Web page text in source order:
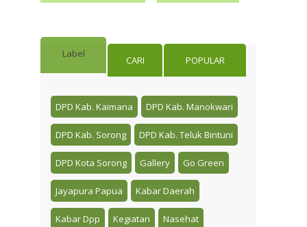
Label
CARI POPULAR
DPD Kab. Kaimana DPD Kab. Manokwari
DPD Kab. Sorong DPD Kab. Teluk Bintuni
DPD Kota Sorong Gallery Go Green
Jayapura Papua Kabar Daerah
Kabar Dpp Kegiatan Nasehat